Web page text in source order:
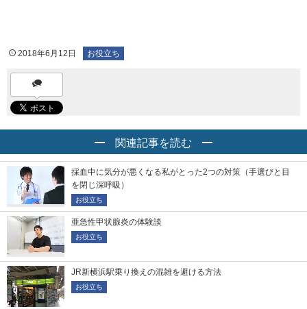
2018年6月12日 お役立ち
関連記事を読む
採血中に気分が悪くなる私がとった2つの対策（手選びと目
を閉じ深呼吸）
お役立ち
亜急性甲状腺炎の体験談
お役立ち
JR新横浜駅乗り換えの混雑を避ける方法
お役立ち